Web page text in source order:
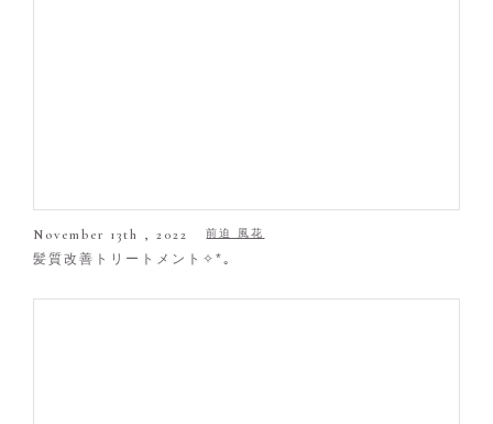
November 13th , 2022 前迫 風花
髪質改善トリートメント✧*｡